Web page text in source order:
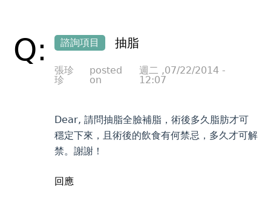
Q: 諮詢項目 抽脂
張珍
珍
posted
on
週二 ,07/22/2014 -
12:07
Dear, 請問抽脂全臉補脂，術後多久脂肪才可
穩定下來，且術後的飲食有何禁忌，多久才可解
禁。謝謝！
回應